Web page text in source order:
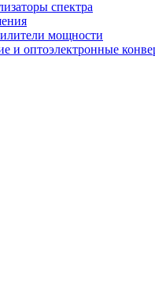
спектра
мощности
и оптоэлектронные